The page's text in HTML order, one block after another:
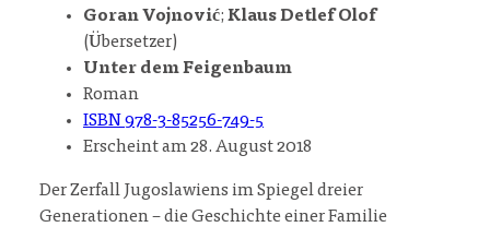
Goran Vojnović;Klaus Detlef Olof
(Übersetzer)
Unter dem Feigenbaum
Roman
ISBN 978-3-85256-749-5
Erscheint am 28. August 2018
Der Zerfall Jugoslawiens im Spiegel dreier
Generationen – die Geschichte einer Familie